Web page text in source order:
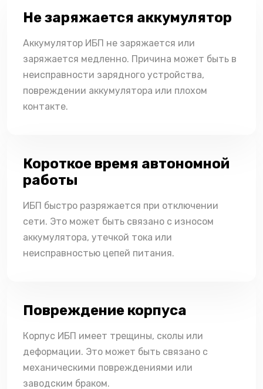
Не заряжается аккумулятор
Аккумулятор ИБП не заряжается или
заряжается медленно. Причина может быть в
неисправности зарядного устройства,
повреждении аккумулятора или плохом
контакте.
Короткое время автономной
работы
ИБП быстро разряжается при отключении
сети. Это может быть связано с износом
аккумулятора, утечкой тока или
неисправностью цепей питания.
Повреждение корпуса
Корпус ИБП имеет трещины, сколы или
деформации. Это может быть связано с
механическими повреждениями или
заводским браком.